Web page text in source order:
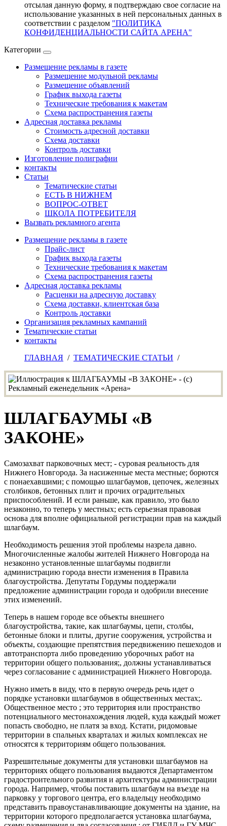
отсылая данную форму, я подтверждаю свое согласие на
использование указанных в ней персональных данных в
соответствии с разделом "ПОЛИТИКА
КОНФИДЕНЦИАЛЬНОСТИ САЙТА АРЕНА"
Категории
Размещение рекламы в газете
Размещение модульной рекламы
Размещение объявлений
График выхода газеты
Технические требования к макетам
Схема распространения газеты
Адресная доставка рекламы
Стоимость адресной доставки
Схема доставки
Контроль доставки
Изготовление полиграфии
контакты
Статьи
Тематические статьи
ЕСТЬ В НИЖНЕМ
ВОПРОС-ОТВЕТ
ШКОЛА ПОТРЕБИТЕЛЯ
Вызвать рекламного агента
Размещение рекламы в газете
Прайс-лист
График выхода газеты
Технические требования к макетам
Схема распространения газеты
Адресная доставка рекламы
Расценки на адресную доставку
Схема доставки, клиентская база
Контроль доставки
Организация рекламных кампаний
Тематические статьи
контакты
ГЛАВНАЯ / ТЕМАТИЧЕСКИЕ СТАТЬИ /
ШЛАГБАУМЫ «В
ЗАКОНЕ»
Самозахват парковочных мест; - суровая реальность для
Нижнего Новгорода. За насиженные места местные; борются
с понаехавшими; с помощью шлагбаумов, цепочек, железных
столбиков, бетонных плит и прочих оградительных
приспособлений. И если раньше, как правило, это было
незаконно, то теперь у местных; есть серьезная правовая
основа для вполне официальной регистрации прав на каждый
шлагбаум.
Необходимость решения этой проблемы назрела давно.
Многочисленные жалобы жителей Нижнего Новгорода на
незаконно установленные шлагбаумы подвигли
администрацию города внести изменения в Правила
благоустройства. Депутаты Гордумы поддержали
предложение администрации города и одобрили внесение
этих изменений.
Теперь в нашем городе все объекты внешнего
благоустройства, такие, как шлагбаумы, цепи, столбы,
бетонные блоки и плиты, другие сооружения, устройства и
объекты, создающие препятствия передвижению пешеходов и
автотранспорта либо проведению уборочных работ на
территории общего пользования;, должны устанавливаться
через согласование с администрацией Нижнего Новгорода.
Нужно иметь в виду, что в первую очередь речь идет о
порядке установки шлагбаумов в общественных местах;.
Общественное место ; это территория или пространство
потенциального местонахождения людей, куда каждый может
попасть свободно, не платя за вход. Кстати, ридомовые
территории в спальных кварталах и жилых комплексах не
относятся к территориям общего пользования.
Разрешительные документы для установки шлагбаумов на
территориях общего пользования выдаются Департаментом
градостроительного развития и архитектуры администрации
города. Например, чтобы поставить шлагбаум на въезде на
парковку у торгового центра, его владельцу необходимо
представить правоустанавливающие документы на здание, на
территории которого предполагается установка шлагбаума,